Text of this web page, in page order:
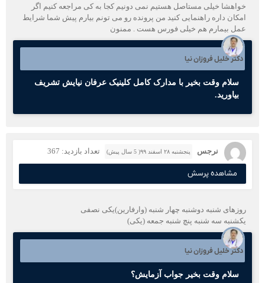
خواهشا خیلی مستاصل هستیم نمی دونیم کجا به کی مراجعه کنیم اگر
امکان داره راهنمایی کنید من پرونده رو می تونم بیارم پیش شما شرایط
عمل بیمارم هم خیلی فورس هست . ممنون
دکتر خلیل فروزان نیا
سلام وقت بخیر با مدارک کامل کلینیک عرفان نیایش تشریف
بیاورید.
نرجس پنجشنبه ۲۸ اسفند ۹۹( 5 سال پیش) تعداد بازدید: 367
مشاهده پرسش
روزهای شنبه دوشنبه چهار شنبه (وارفارین)یکی نصفی
یکشنبه سه شنبه پنچ شنبه جمعه (یکی)
دکتر خلیل فروزان نیا
سلام وقت بخیر جواب آزمایش؟